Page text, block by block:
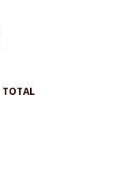
TOTAL